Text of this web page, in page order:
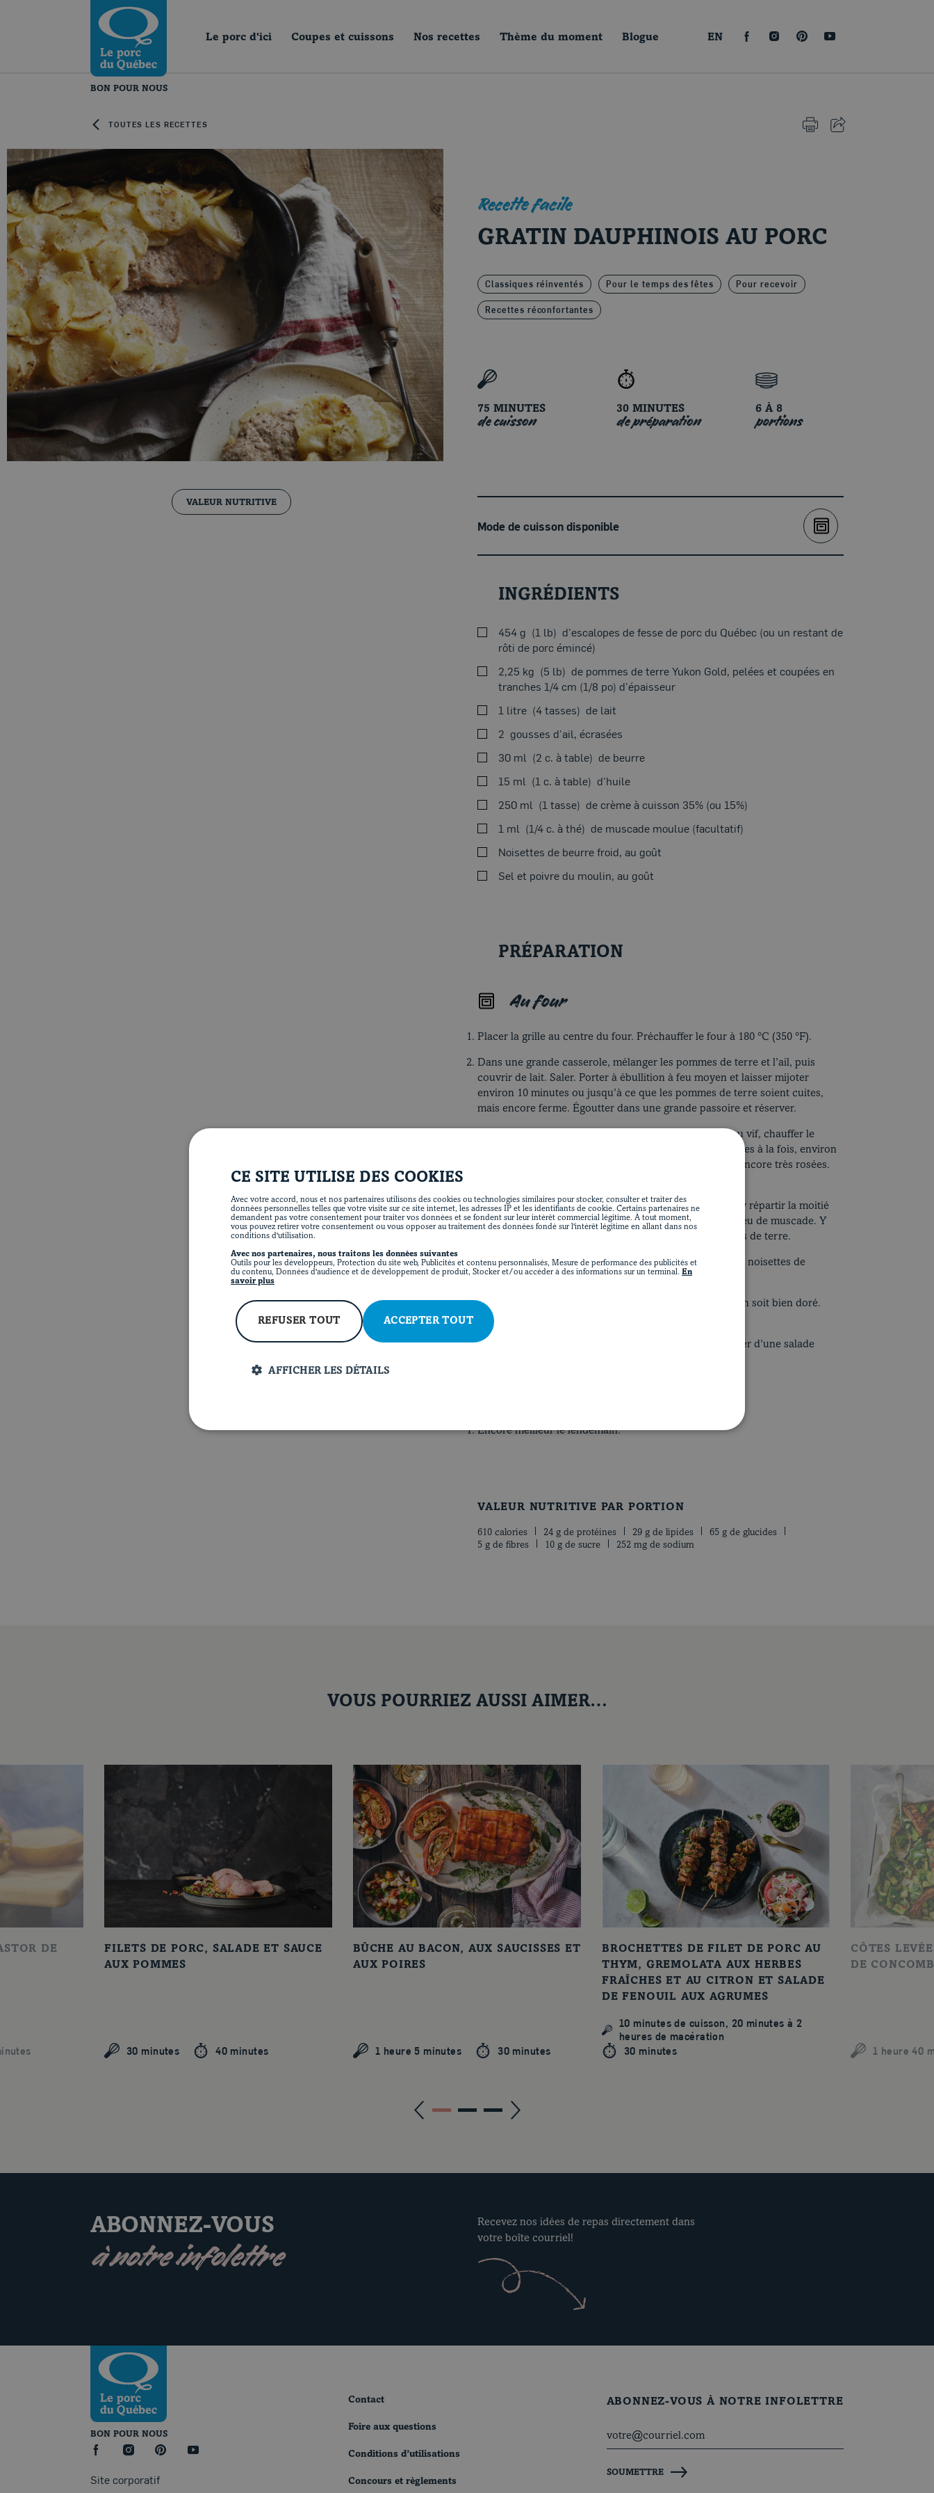
Revenir à la page d’accueil
BON POUR NOUS
Le porc d'ici Coupes et cuissons Nos recettes Thème du moment Blogue EN
FACEBOOK
INSTAGRAM
PINTEREST
YOUTUBE
TOUTES LES RECETTES IMPRIMER CETTE PAGE
PARTAGER CETTE
VALEUR NUTRITIVE
Recette facile
GRATIN DAUPHINOIS AU PORC
Classiques réinventés Pour le temps des fêtes Pour recevoir
Recettes réconfortantes
75 MINUTES
de cuisson
30 MINUTES
de préparation
6 À 8
portions
INGRÉDIENTS
454 g 1 lb
d'escalopes de fesse de porc du Québec (ou un restant de
rôti de porc émincé)
2,25 kg
5 lb
de pommes de terre Yukon Gold, pelées et coupées en
tranches 1/4 cm (1/8 po) d'épaisseur
1 litre
4 tasses
de lait
2 gousses d'ail, écrasées
30 ml
2 c. à table de beurre
15 ml
1 c. à table d'huile
250 ml
1 tasse de crème à cuisson 35% (ou 15%)
1 ml
1/4 c. à thé de muscade moulue (facultatif)
Noisettes de beurre froid, au goût
Sel et poivre du moulin, au goût
Mode de cuisson disponible VOIRAU FOUR
PRÉPARATION
Au four
Placer la grille au centre du four. Préchauffer le four à 180 °C (350 °F).
Dans une grande casserole, mélanger les pommes de terre et l’ail, puis
couvrir de lait. Saler. Porter à ébullition à feu moyen et laisser mijoter
environ 10 minutes ou jusqu’à ce que les pommes de terre soient cuites,
mais encore ferme. Égoutter dans une grande passoire et réserver.
Entre-temps, dans une grande poêle antiadhésive, à feu vif, chauffer le
beurre et l’huile, puis y faire dorer la moitié des escalopes à la fois, environ
1 minute de chaque côté. Saler et poivrer. Elles seront encore très rosées.
Beurrer un plat de cuisson de 33 x 23 cm (13 x 9 po) et y répartir la moitié
des pommes de terre. Saler et poivrer. Parsemer d’un peu de muscade. Y
répartir les escalopes. Couvrir avec le reste des pommes de terre.
Verser la crème sur les pommes de terre et parsemer de noisettes de
beurre. Saler et poivrer. Parsemer de muscade.
Cuire au four environ 1 heure ou jusqu’à ce que le gratin soit bien doré.
Terminer sous le grill au besoin.
Laisser reposer 15 minutes avant de servir. Accompagner d’une salade
Encore meilleur le lendemain.
VALEUR NUTRITIVE PAR PORTION
610 calories 24 g de protéines 29 g de lipides
65 g de glucides
5 g de fibres
10 g de sucre 252 mg de sodium
VOUS POURRIEZ AUSSI AIMER…
DE
FILETS DE PORC, SALADE ET SAUCE
AUX POMMES
30 minutes 40 minutes
BÛCHE AU BACON, AUX SAUCISSES ET
AUX POIRES
1 heure 5 minutes 30 minutes
BROCHETTES DE FILET DE PORC AU
THYM, GREMOLATA AUX HERBES
FRAÎCHES ET AU CITRON ET SALADE
DE FENOUIL AUX AGRUMES
10 minutes de cuisson, 20 minutes à 2
heures de macération
30 minutes
CÔTES
DE
1 heure 40
ABONNEZ-VOUS
à notre infolettre
Recevez nos idées de repas directement dans
votre boîte courriel!
Revenir à la page d’accueil
BON POUR NOUS
facebookinstagrampinterestyoutube
Site corporatif
Contact
Foire aux questions
Conditions d’utilisations
Concours et règlements
ABONNEZ-VOUS À NOTRE INFOLETTRE
SOUMETTRE
CE SITE UTILISE DES COOKIES
Avec votre accord, nous et nos partenaires utilisons des cookies ou technologies similaires pour stocker, consulter et traiter des
données personnelles telles que votre visite sur ce site internet, les adresses IP et les identifiants de cookie. Certains partenaires ne
demandent pas votre consentement pour traiter vos données et se fondent sur leur intérêt commercial légitime. À tout moment,
vous pouvez retirer votre consentement ou vous opposer au traitement des données fondé sur l'intérêt légitime en allant dans nos
conditions d'utilisation.
Avec nos partenaires, nous traitons les données suivantes
Outils pour les développeurs, Protection du site web, Publicités et contenu personnalisés, Mesure de performance des publicités et
du contenu, Données d'audience et de développement de produit, Stocker et/ou accéder à des informations sur un terminal. En
savoir plus
ACCEPTER TOUT
REFUSER TOUT
AFFICHER LES DÉTAILS